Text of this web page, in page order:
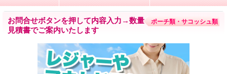
お問合せボタンを押して内容入力→数量・内容に応じて
見積書でご案内いたします
ポーチ類・サコッシュ類